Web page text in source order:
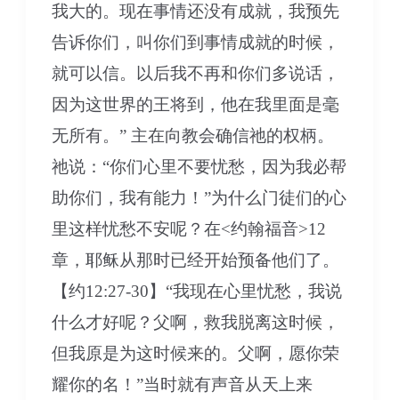
我大的。现在事情还没有成就，我预先
告诉你们，叫你们到事情成就的时候，
就可以信。以后我不再和你们多说话，
因为这世界的王将到，他在我里面是毫
无所有。” 主在向教会确信祂的权柄。
祂说：“你们心里不要忧愁，因为我必帮
助你们，我有能力！”为什么门徒们的心
里这样忧愁不安呢？在<约翰福音>12
章，耶稣从那时已经开始预备他们了。
【约12:27-30】“我现在心里忧愁，我说
什么才好呢？父啊，救我脱离这时候，
但我原是为这时候来的。父啊，愿你荣
耀你的名！”当时就有声音从天上来